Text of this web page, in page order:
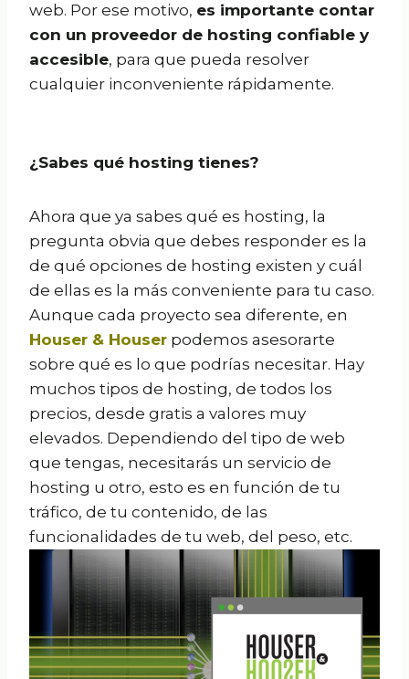
web. Por ese motivo, es importante contar
con un proveedor de hosting confiable y
accesible, para que pueda resolver
cualquier inconveniente rápidamente.
¿Sabes qué hosting tienes?
Ahora que ya sabes qué es hosting, la
pregunta obvia que debes responder es la
de qué opciones de hosting existen y cuál
de ellas es la más conveniente para tu caso.
Aunque cada proyecto sea diferente, en
Houser & Houser podemos asesorarte
sobre qué es lo que podrías necesitar. Hay
muchos tipos de hosting, de todos los
precios, desde gratis a valores muy
elevados. Dependiendo del tipo de web
que tengas, necesitarás un servicio de
hosting u otro, esto es en función de tu
tráfico, de tu contenido, de las
funcionalidades de tu web, del peso, etc.